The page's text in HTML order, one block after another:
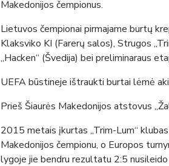
Makedonijos čempionus.
Lietuvos čempionai pirmajame burtų
Klaksviko KI (Farerų salos), Strugos
„Hacken“ (Švedija) bei preliminaraus
UEFA būstineje ištraukti burtai lėmė
Prieš Šiaurės Makedonijos atstovus
2015 metais įkurtas „Trim-Lum“
Makedonijos čempionu, o Europos
lygoje jie bendru rezultatu 2:5 nusileido